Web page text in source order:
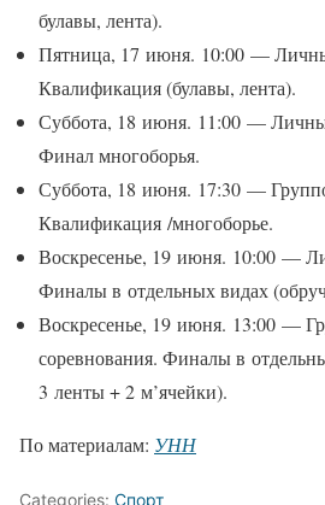
булавы, лента).
Пятница, 17 июня. 10:00 —
Квалификация (булавы, лента).
Суббота, 18 июня. 11:00 —
Финал многоборья.
Суббота, 18 июня. 17:30 —
Квалификация /многоборье.
Воскресенье, 19 июня. 10:00 —
Финалы в отдельных видах
Воскресенье, 19 июня. 13:00 —
соревнования. Финалы в
3 ленты + 2 м’ячейки).
По материалам: УНН
Categories: Спорт